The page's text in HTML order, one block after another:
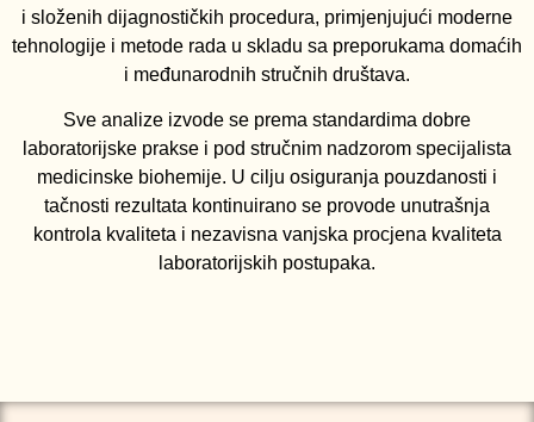
i složenih dijagnostičkih procedura, primjenjujući moderne
tehnologije i metode rada u skladu sa preporukama domaćih
i međunarodnih stručnih društava.
Sve analize izvode se prema standardima dobre
laboratorijske prakse i pod stručnim nadzorom specijalista
medicinske biohemije. U cilju osiguranja pouzdanosti i
tačnosti rezultata kontinuirano se provode unutrašnja
kontrola kvaliteta i nezavisna vanjska procjena kvaliteta
laboratorijskih postupaka.